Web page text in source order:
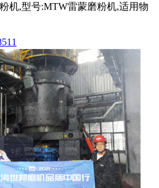
机,型号:MTW雷蒙磨粉机,适用物